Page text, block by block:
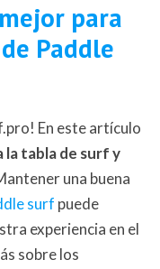
para
Paddle
En este artículo
la tabla de surf y
una buena
surf puede
experiencia en el
sobre los